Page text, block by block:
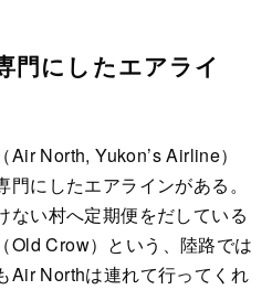
門にしたエアライ
North, Yukon’s Airline）
にしたエアラインがある。
ない村へ定期便をだしている
Old Crow）という、陸路では
Air Northは連れて行ってくれ